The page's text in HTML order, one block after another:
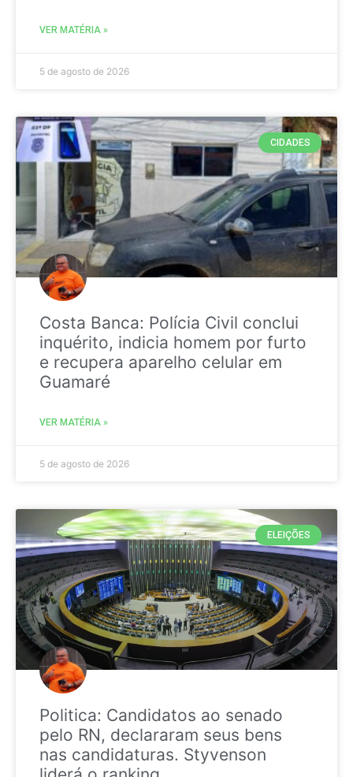
VER MATÉRIA »
5 de agosto de 2026
CIDADES
Costa Banca: Polícia Civil conclui
inquérito, indicia homem por furto
e recupera aparelho celular em
Guamaré
VER MATÉRIA »
5 de agosto de 2026
ELEIÇÕES
Politica: Candidatos ao senado
pelo RN, declararam seus bens
nas candidaturas. Styvenson